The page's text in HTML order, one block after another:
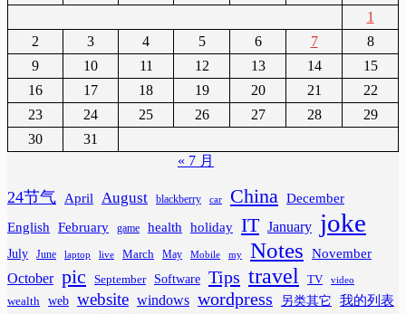
1
2
3 4 5 6 7
8
9
10 11 12 13 14
15
16
17 18 19 20 21
22
23
24 25 26 27 28
29
30
31
« 7 月
24节气 April August blackberry car China December
English
February game health holiday IT January joke
July June laptop live March May Mobile my Notes November
October pic September Software Tips travel TV video
wealth web website windows wordpress 另类其它 我的列表